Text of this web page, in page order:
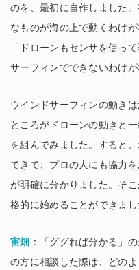
のを、最初に自作しました
なものが海の上で動くわけ
「ドローンもセンサを使っ
サーフィンでできないわけ
ウインドサーフィンの動き
ところがドローンの動きと
を組んでみました。すると
てきて、プロの人にも協力
が明確に分かりました。そ
格的に始めることができまし
宙畑 ：「ググれば分かる」
の方に相談した際は、どの